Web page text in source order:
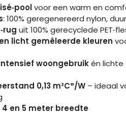
voor een warm en
: 100% geregenereerd nylon,
uit 100% gerecyclede
licht gemêleerde kleuren
woongebruikén lichte
0,13 m²C°/W – ideaal
en 5 meter breedte